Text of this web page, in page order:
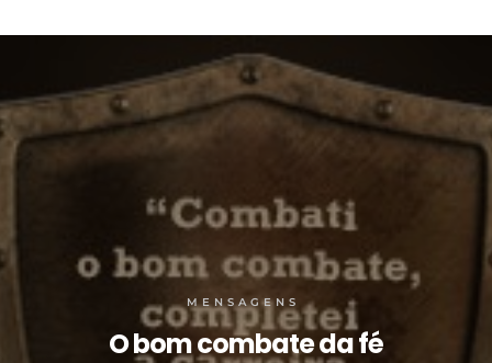
MENSAGENS
O bom combate da fé